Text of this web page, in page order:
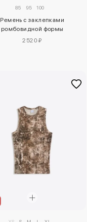
85 95 100
Ремень с заклепками
ромбовидной формы
2520 ₽